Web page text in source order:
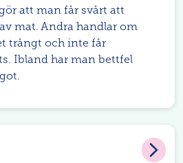
att man får svårt att
mat. Andra handlar om
trångt och inte får
Ibland har man bettfel